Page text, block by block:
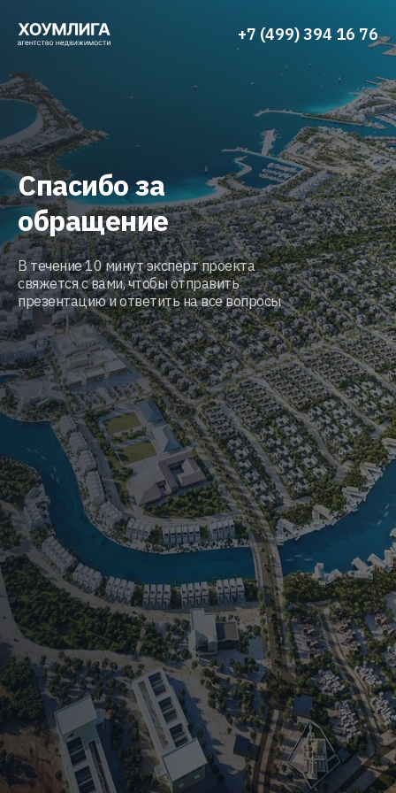
Спасибо за
обращение
В течение 10 минут эксперт проекта
свяжется с вами, чтобы отправить
презентацию и ответить на все вопросы
+7 (499) 394 16 76